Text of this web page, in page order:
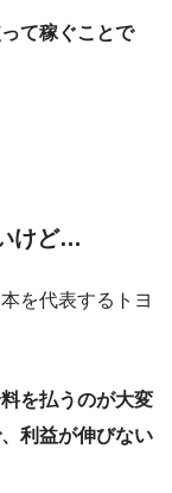
て稼ぐことで
けど…
を代表するトヨ
を払うのが大変
利益が伸びない